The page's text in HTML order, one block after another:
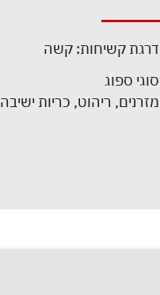
דרגת קשיחות: קשה
סוגי ספוג
מזרנים, ריהוט, כריות ישיבה